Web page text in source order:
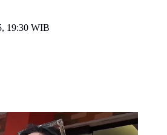
19:30 WIB